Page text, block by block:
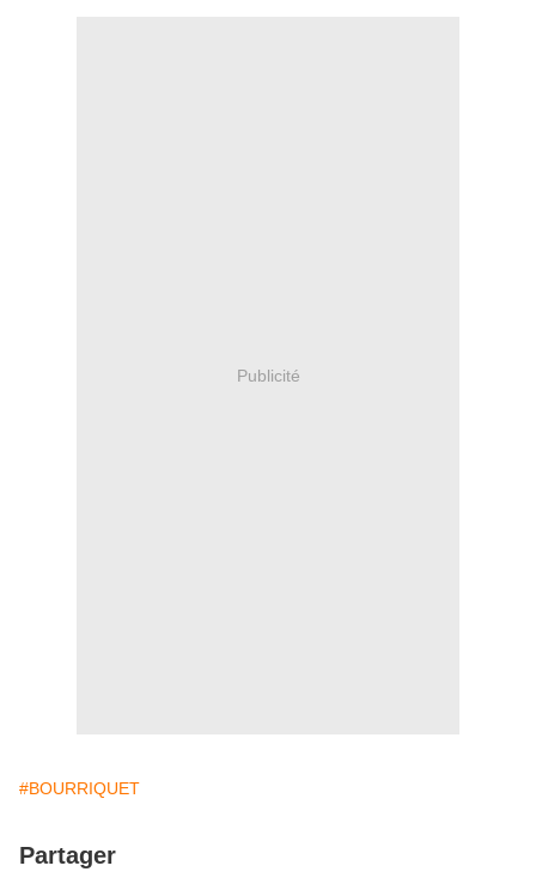
Publicité
#BOURRIQUET
Partager